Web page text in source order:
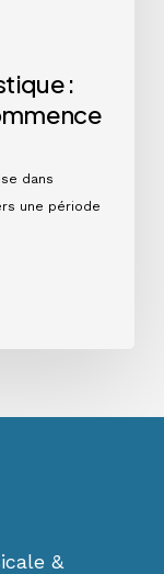
:
dans
une période
&